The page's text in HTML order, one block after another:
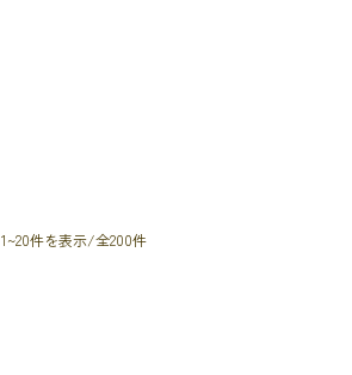
1~20件を表示/全200件